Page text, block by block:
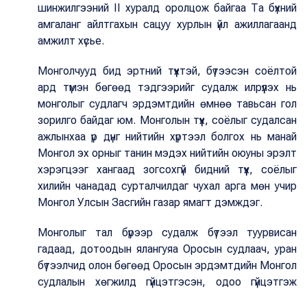
шинжилгээний II хуралд оролцож байгаа Та бүхний
амгаланг айлтгахын сацуу хурлын үйл ажиллагаанд
амжилт хүсье.
Монголчууд бид эртний түүхтэй, бүтээсэн соёлтой
ард түмэн бөгөөд тэдгээрийг судалж илрүүлэх нь
монголыг судлагч эрдэмтдийн өмнөө тавьсан гол
зорилго байдаг юм. Монголын түүх, соёлыг судалсан
ажлынхаа үр дүнг нийтийн хүртээл болгох нь манай
Монгол эх орныг танин мэдэх нийтийн оюуны эрэлт
хэрэгцээг хангаад зогсохгүй бидний түүх, соёлыг
хилийн чанадад сурталчилдаг чухал арга мөн учир
Монгол Улсын Засгийн газар ямагт дэмждэг.
Монголыг тал бүрээр судалж бүтээл туурвисан
гадаад, дотоодын ялангуяа Оросын судлаач, уран
бүтээлчид олон бөгөөд Оросын эрдэмтдийн Монгол
судлалын хөгжилд гүйцэтгэсэн, одоо гүйцэтгэж